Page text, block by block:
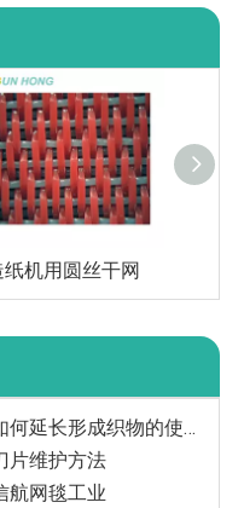
纸机用圆丝干网
如何延长形成织物的使用寿命
片维护方法
航网毯工业